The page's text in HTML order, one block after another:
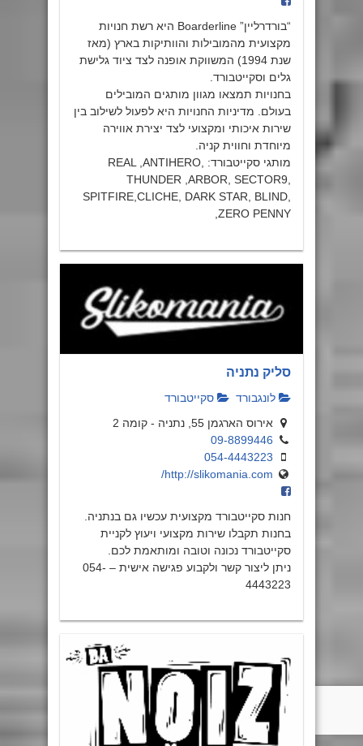
“בורדרליין” Boarderline היא רשת חנויות
מקצועית מהמובילות והוותיקות בארץ (מאז
שנת 1994) המשווקת אופנה לצד ציוד גלישת
גלים וסקייטבורד.
בחנויות תמצאו מגוון מותגים המובילים
בעולם. מדיניות החנויות היא לפעול לשילוב בין
שירות איכותי ומקצועי לצד יצירת אווירה
מיוחדת וחווית קניה.
מותגי סקייטבורד: REAL ,ANTIHERO,
THUNDER ,ARBOR, SECTOR9,
SPITFIRE,CLICHE, DARK STAR, BLIND,
ZERO PENNY,
סליק נתניה
לונגבורד
סקייטבורד
אירוס הארגמן 55, נתניה - קומה 2
09-8899446
054-4443223
http://slikomania.com/
חנות סקייטבורד מקצועית עכשיו גם בנתניה.
בחנות תקבלו שירות מקצועי ויעוץ לקניית
סקייטבורד נכונה וטובה ומותאמת לכם.
ניתן ליצור קשר ולקבוע פגישה אישית – 054-
4443223